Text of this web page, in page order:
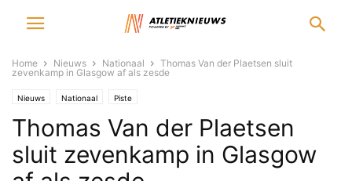
Home Nieuws Nationaal
Thomas Van der Plaetsen sluit
zevenkamp in Glasgow af als zesde
Nieuws Nationaal Piste
Thomas Van der Plaetsen
sluit zevenkamp in Glasgow